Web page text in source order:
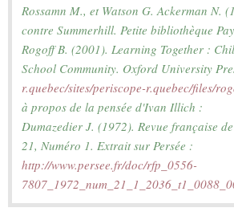
Rossamn M., et Watson G. Ackerman N.
contre Summerhill. Petite bibliothèque
Rogoff B. (2001). Learning Together :
School Community. Oxford University
r.quebec/sites/periscope-r.quebec/files/
à propos de la pensée d'Ivan Illich :
Dumazedier J. (1972). Revue française
21, Numéro 1. Extrait sur Persée :
http://www.persee.fr/doc/rfp_0556-